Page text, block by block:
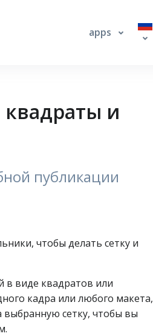
apps
квадраты и
публикации
чтобы делать сетку и
в виде квадратов или
кадра или любого макета,
выбранную сетку, чтобы вы